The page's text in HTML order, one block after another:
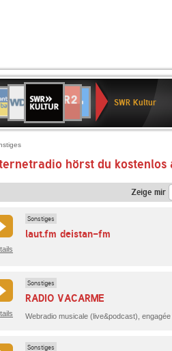
Deutschlandfunk
80er
90er
OLDIE
ANTENNE
SWR3
WDR
4
BR-
KLASSIK
Deutschlandfunk
Kultur
ANTENNE
BAYERN
2
Kultur2
SWR Kultur
hörst du kostenlos
Zeige mir
Sonstiges
laut.fm deistan-fm
Sonstiges
RADIO VACARME
Sonstiges